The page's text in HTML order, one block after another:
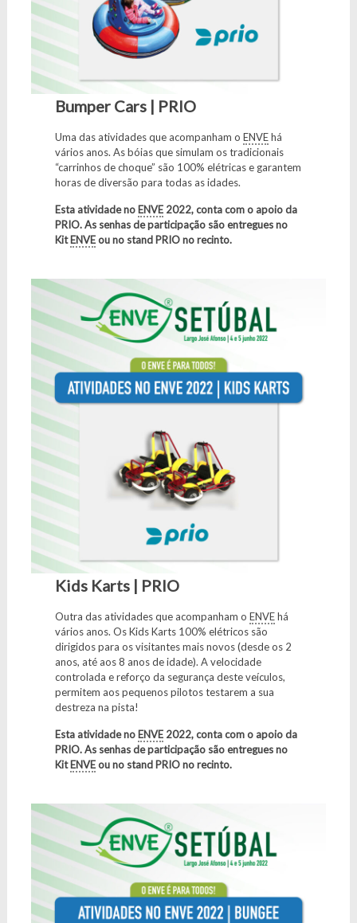
Bumper Cars | PRIO
Uma das atividades que acompanham o ENVEhá
vários anos. As bóias que simulam os tradicionais
“carrinhos de choque” são 100% elétricas e garantem
horas de diversão para todas as idades.
Esta atividade no ENVE2022, conta com o apoio da
PRIO. As senhas de participação são entregues no
KitENVEou no stand PRIO no recinto.
Kids Karts | PRIO
Outra das atividades que acompanham o ENVEhá
vários anos. Os Kids Karts 100% elétricos são
dirigidos para os visitantes mais novos (desde os 2
anos, até aos 8 anos de idade). A velocidade
controlada e reforço da segurança deste veículos,
permitem aos pequenos pilotos testarem a sua
destreza na pista!
Esta atividade no ENVE2022, conta com o apoio da
PRIO. As senhas de participação são entregues no
KitENVEou no stand PRIO no recinto.